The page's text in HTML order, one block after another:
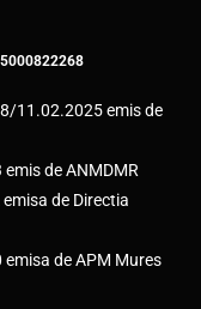
11.02.2025 emis de
de ANMDMR
de Directia
de APM Mures